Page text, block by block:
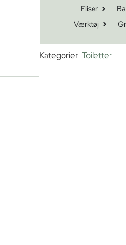
Fliser
Værktøj
Kategorier: Toiletter